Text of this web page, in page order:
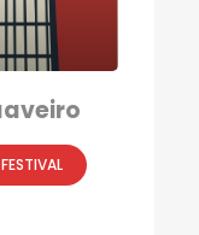
FESTIVAL